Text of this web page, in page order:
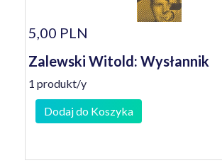
5,00 PLN
Zalewski Witold: Wysłannik
1 produkt/y
Dodaj do Koszyka